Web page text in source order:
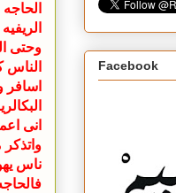
وحتى
الناس
اسافر
انى
ناس
Facebook